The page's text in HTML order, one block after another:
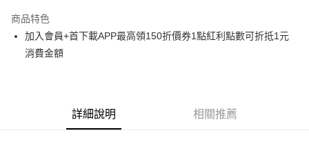
Apple Pay
悠遊付
商品特色
加入會員+首下載APP最高領150折價券1點紅利點數可折抵1元
消費金額
詳細說明 相關推薦